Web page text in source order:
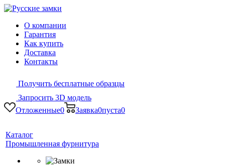
О компании
Гарантия
Как купить
Доставка
Контакты
Получить бесплатные образцы
Запросить 3D модель
Отложенные0 Заявка0пуста0
Каталог
Промышленная фурнитура